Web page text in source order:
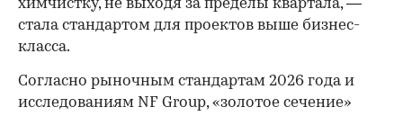
химчистку, не выходя за пределы квартала, —
стала стандартом для проектов выше бизнес-
класса.
Согласно рыночным стандартам 2026 года и
исследованиям NF Group, «золотое сечение»